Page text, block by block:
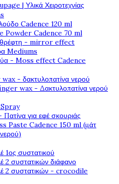
| Υλικά Χειροτεχνίας
Cadence 120 ml
Powder Cadence 70 ml
- mirror effect
Mediums
- Moss effect Cadence
- δακτυλοπατίνα νερού
wax - Δακτυλοπατίνα νερού
για εφέ σκουριάς
Paste Cadence 150 ml (μάτ
1ος συστατικού
2 συστατικών διάφανο
2 συστατικών - crocodile